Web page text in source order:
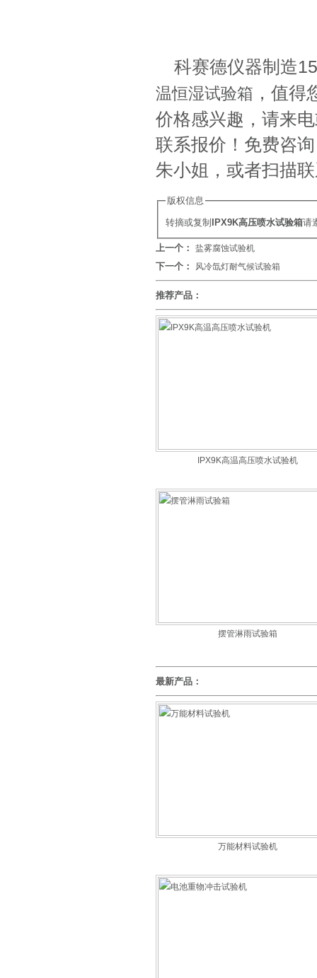
科赛德仪器制造
温恒湿试验箱 ，值
价格感兴趣，请来
联系报价！免费咨
朱小姐，或者扫描
版权信息
转摘或复制IPX9K高压喷水试验箱请
上一个： 盐雾腐蚀试验机
下一个： 风冷氙灯耐气候试验箱
推荐产品：
IPX9K高温高压喷水试验机
摆管淋雨试验箱
最新产品：
万能材料试验机